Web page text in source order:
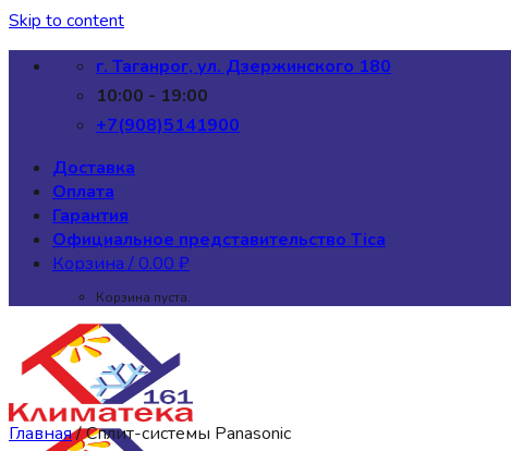
Skip to content
г. Таганрог, ул. Дзержинского 180
10:00 - 19:00
+7(908)5141900
Доставка
Оплата
Гарантия
Официальное представительство Tica
Корзина /0.00 ₽
Корзина пуста.
Главная/Сплит-системы Panasonic